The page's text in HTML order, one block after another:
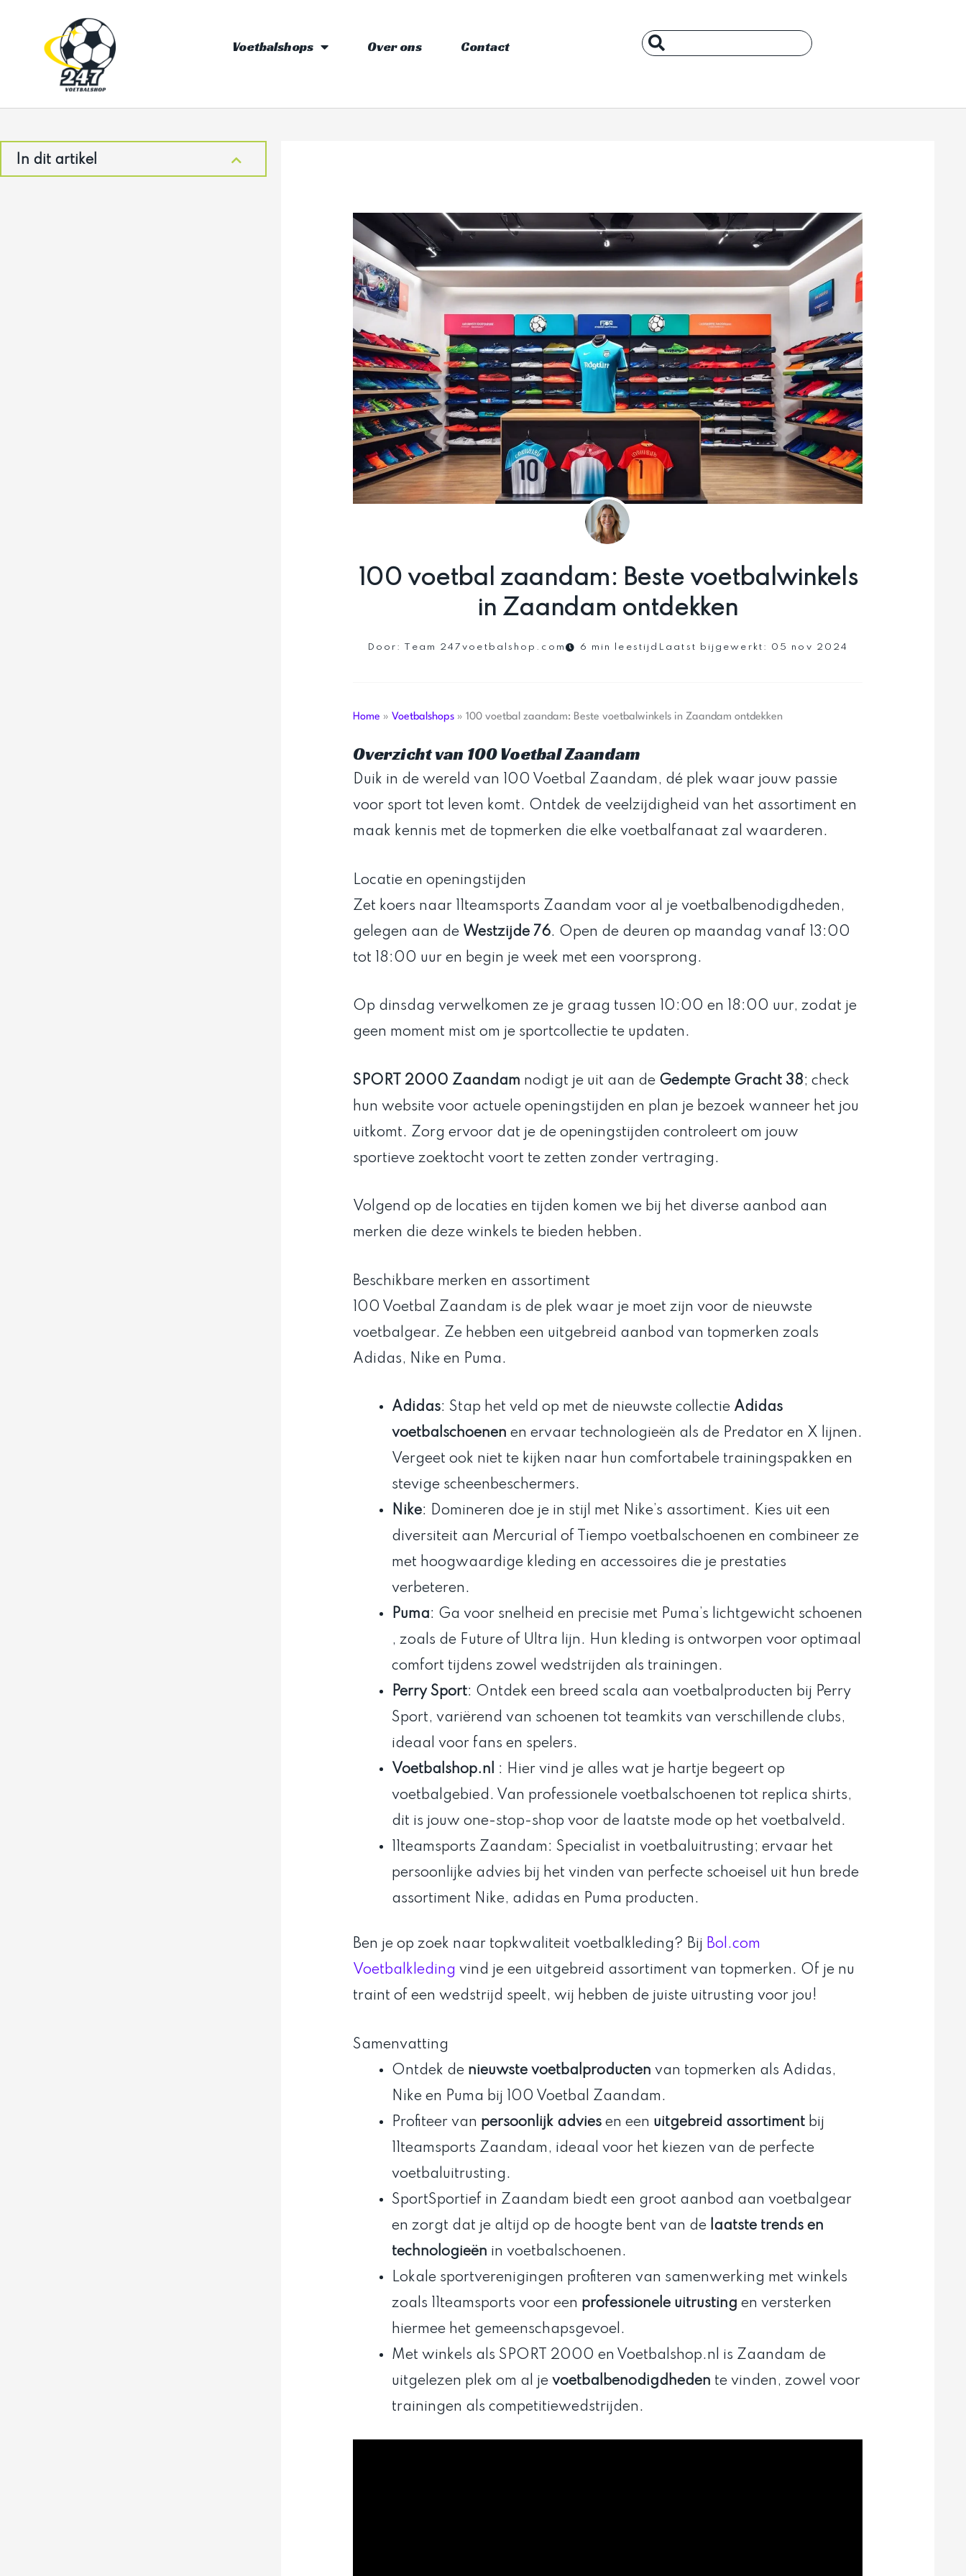
Voetbalshops Over ons Contact
Search
...
In dit artikel
100 voetbal zaandam: Beste voetbalwinkels
in Zaandam ontdekken
Door: Team 247voetbalshop.com 6 min leestijd Laatst bijgewerkt: 05 nov 2024
Home » Voetbalshops » 100 voetbal zaandam: Beste voetbalwinkels in Zaandam ontdekken
Overzicht van 100 Voetbal Zaandam
Duik in de wereld van 100 Voetbal Zaandam, dé plek waar jouw passie
voor sport tot leven komt. Ontdek de veelzijdigheid van het assortiment en
maak kennis met de topmerken die elke voetbalfanaat zal waarderen.
Locatie en openingstijden
Zet koers naar 11teamsports Zaandam voor al je voetbalbenodigdheden,
gelegen aan de Westzijde 76. Open de deuren op maandag vanaf 13:00
tot 18:00 uur en begin je week met een voorsprong.
Op dinsdag verwelkomen ze je graag tussen 10:00 en 18:00 uur, zodat je
geen moment mist om je sportcollectie te updaten.
SPORT 2000 Zaandam nodigt je uit aan de Gedempte Gracht 38; check
hun website voor actuele openingstijden en plan je bezoek wanneer het jou
uitkomt. Zorg ervoor dat je de openingstijden controleert om jouw
sportieve zoektocht voort te zetten zonder vertraging.
Volgend op de locaties en tijden komen we bij het diverse aanbod aan
merken die deze winkels te bieden hebben.
Beschikbare merken en assortiment
100 Voetbal Zaandam is de plek waar je moet zijn voor de nieuwste
voetbalgear. Ze hebben een uitgebreid aanbod van topmerken zoals
Adidas, Nike en Puma.
Adidas: Stap het veld op met de nieuwste collectie Adidas
voetbalschoenen en ervaar technologieën als de Predator en X lijnen.
Vergeet ook niet te kijken naar hun comfortabele trainingspakken en
stevige scheenbeschermers.
Nike: Domineren doe je in stijl met Nike’s assortiment. Kies uit een
diversiteit aan Mercurial of Tiempo voetbalschoenen en combineer ze
met hoogwaardige kleding en accessoires die je prestaties
verbeteren.
Puma: Ga voor snelheid en precisie met Puma’s lichtgewicht schoenen
, zoals de Future of Ultra lijn. Hun kleding is ontworpen voor optimaal
comfort tijdens zowel wedstrijden als trainingen.
Perry Sport: Ontdek een breed scala aan voetbalproducten bij Perry
Sport, variërend van schoenen tot teamkits van verschillende clubs,
ideaal voor fans en spelers.
Voetbalshop.nl : Hier vind je alles wat je hartje begeert op
voetbalgebied. Van professionele voetbalschoenen tot replica shirts,
dit is jouw one-stop-shop voor de laatste mode op het voetbalveld.
11teamsports Zaandam: Specialist in voetbaluitrusting; ervaar het
persoonlijke advies bij het vinden van perfecte schoeisel uit hun brede
assortiment Nike, adidas en Puma producten.
Ben je op zoek naar topkwaliteit voetbalkleding? Bij Bol.com
Voetbalkleding vind je een uitgebreid assortiment van topmerken. Of je nu
traint of een wedstrijd speelt, wij hebben de juiste uitrusting voor jou!
Samenvatting
Ontdek de nieuwste voetbalproducten van topmerken als Adidas,
Nike en Puma bij 100 Voetbal Zaandam.
Profiteer van persoonlijk advies en een uitgebreid assortiment bij
11teamsports Zaandam, ideaal voor het kiezen van de perfecte
voetbaluitrusting.
SportSportief in Zaandam biedt een groot aanbod aan voetbalgear
en zorgt dat je altijd op de hoogte bent van de laatste trends en
technologieën in voetbalschoenen.
Lokale sportverenigingen profiteren van samenwerking met winkels
zoals 11teamsports voor een professionele uitrusting en versterken
hiermee het gemeenschapsgevoel.
Met winkels als SPORT 2000 en Voetbalshop.nl is Zaandam de
uitgelezen plek om al je voetbalbenodigdheden te vinden, zowel voor
trainingen als competitiewedstrijden.